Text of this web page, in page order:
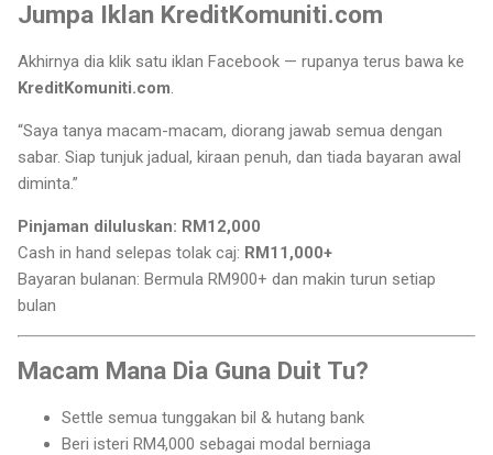
Jumpa Iklan KreditKomuniti.com
Akhirnya dia klik satu iklan Facebook — rupanya terus bawa ke
KreditKomuniti.com.
“Saya tanya macam-macam, diorang jawab semua dengan
sabar. Siap tunjuk jadual, kiraan penuh, dan tiada bayaran awal
diminta.”
Pinjaman diluluskan: RM12,000
Cash in hand selepas tolak caj: RM11,000+
Bayaran bulanan: Bermula RM900+ dan makin turun setiap
bulan
Macam Mana Dia Guna Duit Tu?
Settle semua tunggakan bil & hutang bank
Beri isteri RM4,000 sebagai modal berniaga